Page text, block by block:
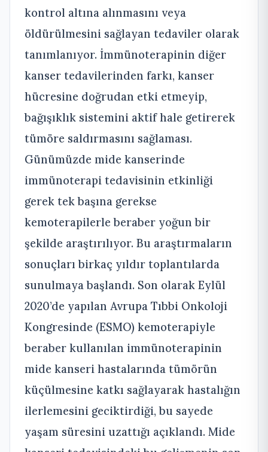
kontrol altına alınmasını veya
öldürülmesini sağlayan tedaviler olarak
tanımlanıyor. İmmünoterapinin diğer
kanser tedavilerinden farkı, kanser
hücresine doğrudan etki etmeyip,
bağışıklık sistemini aktif hale getirerek
tümöre saldırmasını sağlaması.
Günümüzde mide kanserinde
immünoterapi tedavisinin etkinliği
gerek tek başına gerekse
kemoterapilerle beraber yoğun bir
şekilde araştırılıyor. Bu araştırmaların
sonuçları birkaç yıldır toplantılarda
sunulmaya başlandı. Son olarak Eylül
2020’de yapılan Avrupa Tıbbi Onkoloji
Kongresinde (ESMO) kemoterapiyle
beraber kullanılan immünoterapinin
mide kanseri hastalarında tümörün
küçülmesine katkı sağlayarak hastalığın
ilerlemesini geciktirdiği, bu sayede
yaşam süresini uzattığı açıklandı. Mide